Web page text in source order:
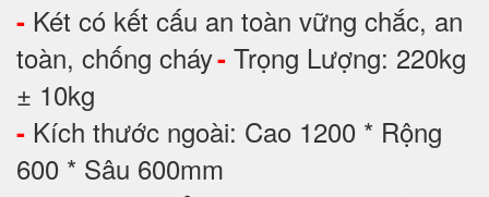
- Két có kết cấu an toàn vững chắc, an
toàn, chống cháy- Trọng Lượng: 220kg
± 10kg
- Kích thước ngoài: Cao 1200 * Rộng
600 * Sâu 600mm